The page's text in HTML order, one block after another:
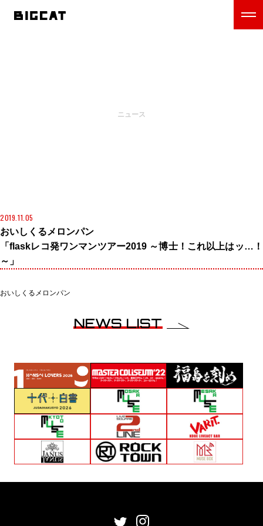
ニュース
2019.11.05
おいしくるメロンパン
「flaskレコ発ワンマンツアー2019 ～博士！これ以上はッ…！
～」
おいしくるメロンパン
NEWS LIST